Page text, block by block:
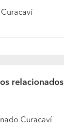
relacionados
Curacaví